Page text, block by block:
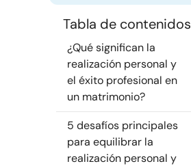
Tabla de contenidos
¿Qué significan la
realización personal y
el éxito profesional en
un matrimonio?
5 desafíos principales
para equilibrar la
realización personal y